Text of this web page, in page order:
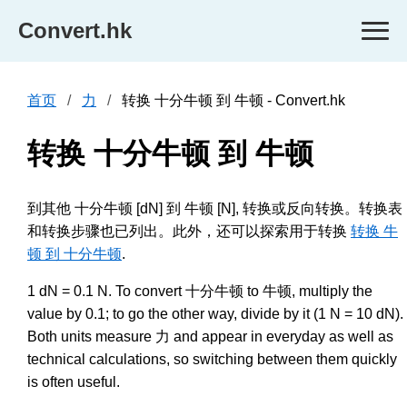
Convert.hk
首页 力 转换 十分牛顿 到 牛顿 - Convert.hk
转换 十分牛顿 到 牛顿
到其他 十分牛顿 [dN] 到 牛顿 [N], 转换或反向转换。转换表
和转换步骤也已列出。此外，还可以探索用于转换 转换 牛
顿 到 十分牛顿.
1 dN = 0.1 N. To convert 十分牛顿 to 牛顿, multiply the
value by 0.1; to go the other way, divide by it (1 N = 10 dN).
Both units measure 力 and appear in everyday as well as
technical calculations, so switching between them quickly
is often useful.